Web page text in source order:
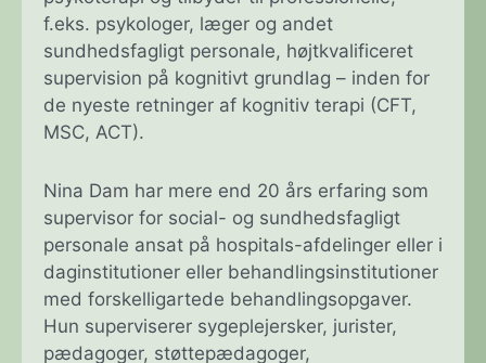
f.eks. psykologer, læger og andet
sundhedsfagligt personale, højtkvalificeret
supervision på kognitivt grundlag – inden for
de nyeste retninger af kognitiv terapi (CFT,
MSC, ACT).
Nina Dam har mere end 20 års erfaring som
supervisor for social- og sundhedsfagligt
personale ansat på hospitals-afdelinger eller i
daginstitutioner eller behandlingsinstitutioner
med forskelligartede behandlingsopgaver.
Hun superviserer sygeplejersker, jurister,
pædagoger, støttepædagoger,